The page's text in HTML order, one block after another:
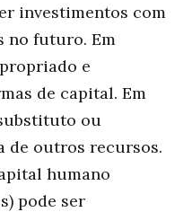
investimentos com
no futuro. Em
e
de capital. Em
ou
de outros recursos.
humano
pode ser